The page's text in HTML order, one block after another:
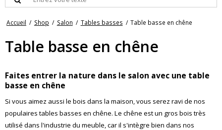
Accueil / Shop / Salon / Tables basses / Table basse en chêne
Table basse en chêne
Faites entrer la nature dans le salon avec une table
basse en chêne
Si vous aimez aussi le bois dans la maison, vous serez ravi de nos
populaires tables basses en chêne. Le chêne est un gros bois très
utilisé dans l'industrie du meuble, car il s'intègre bien dans nos